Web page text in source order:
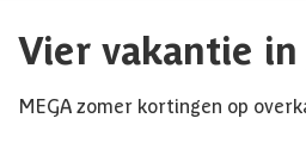
Vier vakantie
MEGA zomer kortingen op